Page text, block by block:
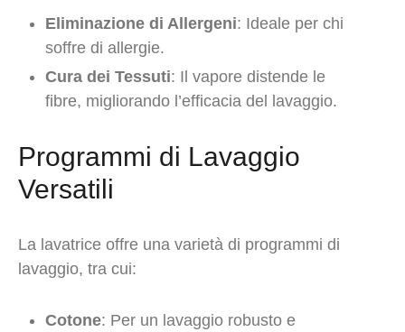
Eliminazione di Allergeni: Ideale per chi
soffre di allergie.
Cura dei Tessuti: Il vapore distende le
fibre, migliorando l’efficacia del lavaggio.
Programmi di Lavaggio
Versatili
La lavatrice offre una varietà di programmi di
lavaggio, tra cui:
Cotone: Per un lavaggio robusto e